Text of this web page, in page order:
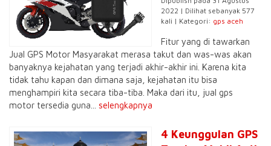
2022 | Dilihat sebanyak 577
kali | Kategori: gps aceh
Fitur yang di tawarkan
Jual GPS Motor Masyarakat merasa takut dan was-was akan
banyaknya kejahatan yang terjadi akhir-akhir ini. Karena kita
tidak tahu kapan dan dimana saja, kejahatan itu bisa
menghampiri kita secara tiba-tiba. Maka dari itu, jual gps
motor tersedia guna... selengkapnya
4 Keunggulan GPS